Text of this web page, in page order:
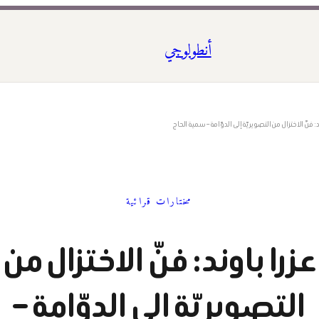
أنطولوجي
فنّ الاختزال من التصويريّة إلى الدوّامة – سمية الحاج
مختارات قرائية
عزرا باوند: فنّ الاختزال من
التصويريّة إلى الدوّامة –